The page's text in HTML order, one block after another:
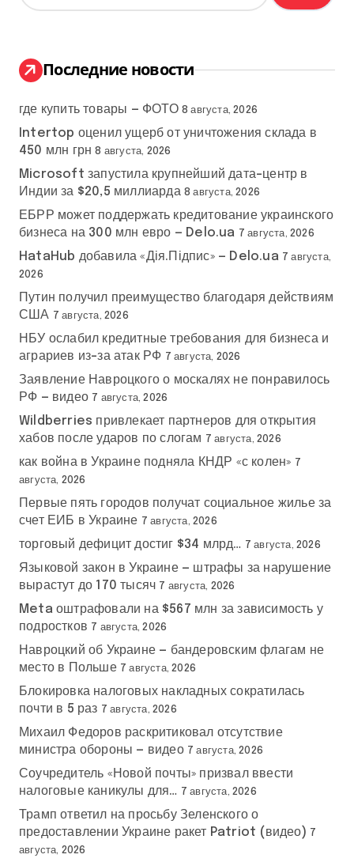
:
Последние новости
где купить товары — ФОТО 8 августа, 2026
Intertop оценил ущерб от уничтожения склада в
450 млн грн 8 августа, 2026
Microsoft запустила крупнейший дата-центр в
Индии за $20,5 миллиарда 8 августа, 2026
ЕБРР может поддержать кредитование украинского
бизнеса на 300 млн евро — Delo.ua 7 августа, 2026
HataHub добавила «Дія.Підпис» — Delo.ua 7 августа,
2026
Путин получил преимущество благодаря действиям
США 7 августа, 2026
НБУ ослабил кредитные требования для бизнеса и
аграриев из-за атак РФ 7 августа, 2026
Заявление Навроцкого о москалях не понравилось
РФ — видео 7 августа, 2026
Wildberries привлекает партнеров для открытия
хабов после ударов по слогам 7 августа, 2026
как война в Украине подняла КНДР «с колен» 7
августа, 2026
Первые пять городов получат социальное жилье за
счет ЕИБ в Украине 7 августа, 2026
торговый дефицит достиг $34 млрд… 7 августа, 2026
Языковой закон в Украине — штрафы за нарушение
вырастут до 170 тысяч 7 августа, 2026
Meta оштрафовали на $567 млн за зависимость у
подростков 7 августа, 2026
Навроцкий об Украине — бандеровским флагам не
место в Польше 7 августа, 2026
Блокировка налоговых накладных сократилась
почти в 5 раз 7 августа, 2026
Михаил Федоров раскритиковал отсутствие
министра обороны — видео 7 августа, 2026
Соучредитель «Новой почты» призвал ввести
налоговые каникулы для… 7 августа, 2026
Трамп ответил на просьбу Зеленского о
предоставлении Украине ракет Patriot (видео) 7
августа, 2026